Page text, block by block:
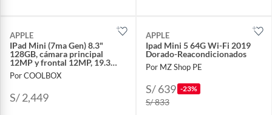
APPLE
IPad Mini (7ma Gen) 8.3"
128GB, cámara principal
12MP y frontal 12MP, 19.3
Wh, Chip A17 Pro, purple
Por COOLBOX
S/ 2,449
APPLE
Ipad Mini 5 64G Wi-Fi 2019
Dorado-Reacondicionados
Por MZ Shop PE
S/ 639 -23%
S/ 833